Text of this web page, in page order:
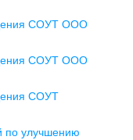
СОУТ ООО
СОУТ ООО
СОУТ
по улучшению